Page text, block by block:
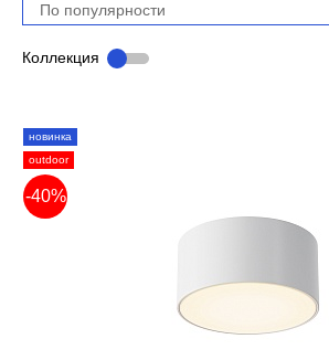
По популярности
Коллекция
новинка
outdoor
-40%